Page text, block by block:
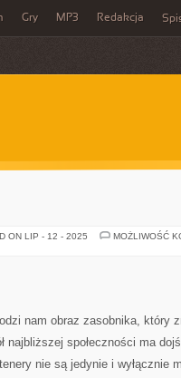
Gry MP3 Redakcja
ON LIP - 12 - 2025
MOŻLIWOŚĆ
nam obraz zasobnika, który
najbliższej społeczności ma
nie są jedynie i wyłącznie